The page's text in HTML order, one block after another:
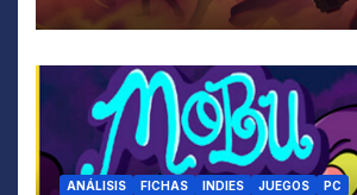
ANÁLISIS FICHAS INDIES JUEGOS PC